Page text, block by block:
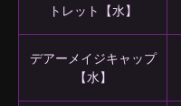
トレット【水】
デアーメイジキャップ
【水】